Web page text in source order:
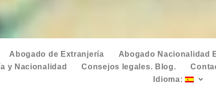
Abogado de Extranjería Abogado Nacionalidad
y Nacionalidad
Consejos legales. Blog.
Idioma: